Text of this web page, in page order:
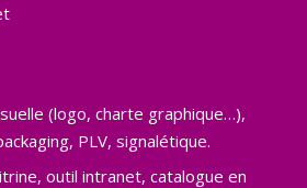
(logo, charte graphique…),
PLV, signalétique.
outil intranet, catalogue en